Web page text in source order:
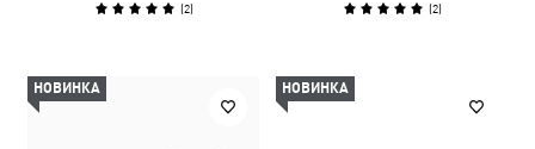
(2) (2)
НОВИНКА НОВИНКА